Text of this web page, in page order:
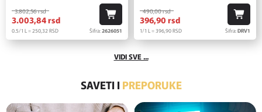
3.802,56rsd
3.003,84rsd
0.5/1 L = 250,32RSD Šifra:2626051
490,00rsd
396,90 rsd
1/1 L = 396,90RSD Šifra:DRV1
VIDI SVE ...
SAVETI I PREPORUKE